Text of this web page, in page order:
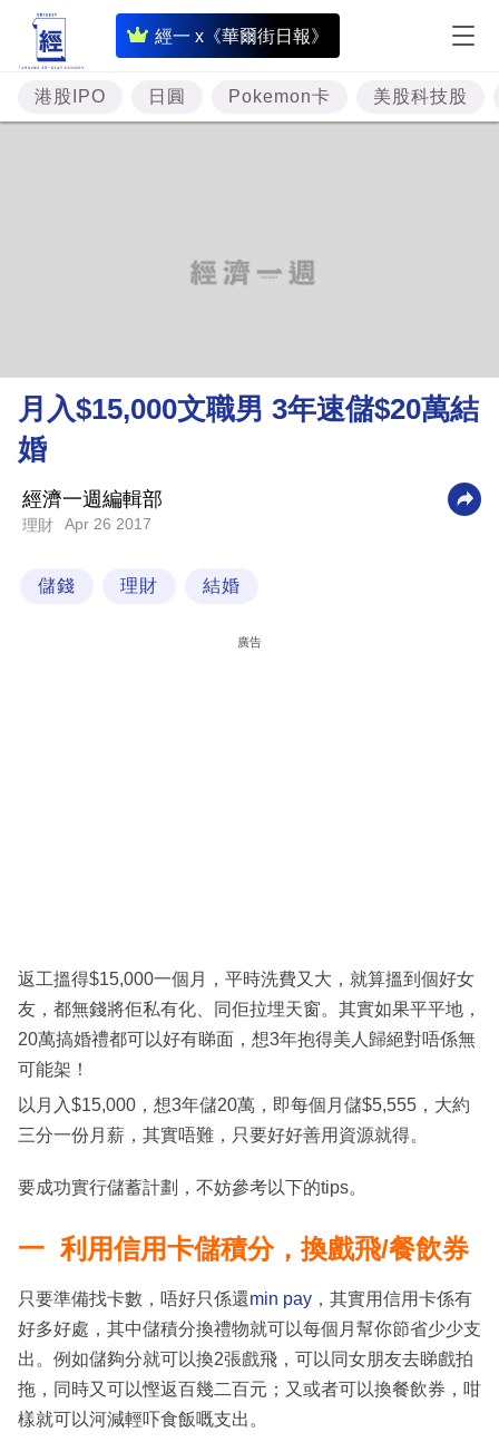
經一 x《華爾街日報》
即
時
財
經
理
財
業
科
區
港股IPO 日圓 Pokemon卡 美股科技股
月入$15,000文職男 3年速儲$20萬結
婚
經濟一週編輯部
理財 Apr 26 2017
儲錢 理財 結婚
廣告
返工搵得$15,000一個月，平時洗費又大，就算搵到個好女
友，都無錢將佢私有化、同佢拉埋天窗。其實如果平平地，
20萬搞婚禮都可以好有睇面，想3年抱得美人歸絕對唔係無
可能架！
以月入$15,000，想3年儲20萬，即每個月儲$5,555，大約
三分一份月薪，其實唔難，只要好好善用資源就得。
要成功實行儲蓄計劃，不妨參考以下的tips。
一 利用信用卡儲積分，換戲飛/餐飲券
只要準備找卡數，唔好只係還min pay ，其實用信用卡係有
好多好處，其中儲積分換禮物就可以每個月幫你節省少少支
出。例如儲夠分就可以換2張戲飛，可以同女朋友去睇戲拍
拖，同時又可以慳返百幾二百元；又或者可以換餐飲券，咁
樣就可以河減輕吓食飯嘅支出。